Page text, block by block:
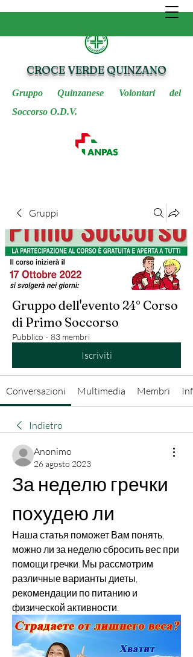
CROCE VERDE QUINZANO
Gruppo Quinzanese Volontari del
Soccorso O.D.V.
Gruppi
Gruppo dell'evento 24° Corso
di Primo Soccorso
Pubblico · 83 membri
Iscriviti
Conversazioni Multimedia Membri Info
Indietro
Anonimo
26 agosto 2023
За неделю гречки
похудею ли
Наша статья поможет Вам понять,
можно ли за неделю сбросить вес при
помощи гречки. Мы рассмотрим
различные варианты диеты,
рекомендации по питанию и
физической активности.